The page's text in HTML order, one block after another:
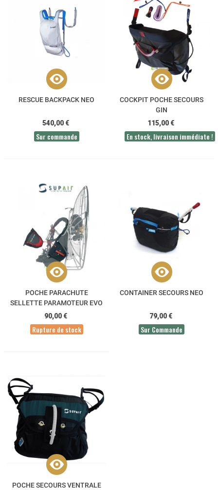
RESCUE BACKPACK NEO
540,00 €
Sur commande
COCKPIT POCHE SECOURS
GIN
115,00 €
En stock, livraison immédiate !
POCHE PARACHUTE
SELLETTE PARAMOTEUR EVO
SUPAIR
90,00 €
Rupture de stock
CONTAINER SECOURS NEO
79,00 €
Sur Commande
POCHE SECOURS VENTRALE